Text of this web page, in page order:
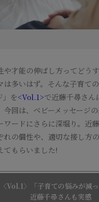
や才能の伸ばし方ってどう
は多いはず。そんな子育て
」を<Vol.1>で近藤千尋さん
今回は、ベビーメッセージ
ワードにさらに深堀り。近
れの個性や、適切な接し方
てもらいました!
〈Vol.1〉「子育ての悩みが減
近藤千尋さんも実感